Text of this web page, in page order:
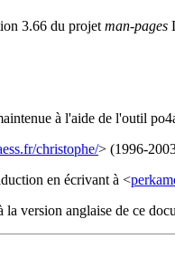
3.66 du projet man-pages
à l'aide de l'outil
christophe/> (1996-
en écrivant à <
version anglaise de ce